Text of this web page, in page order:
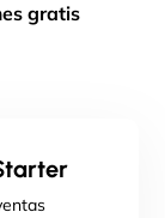
gratis